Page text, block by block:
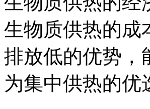
生物质供热的成
排放低的优势，
为集中供热的优